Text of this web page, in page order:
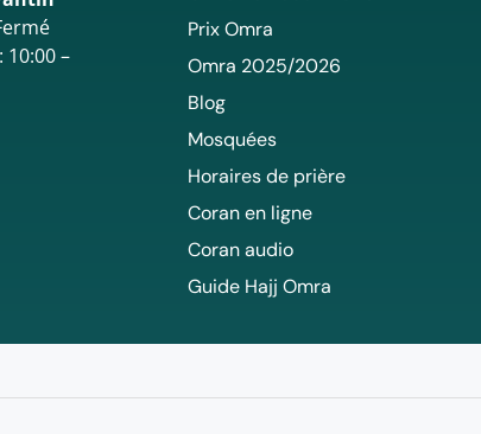
10:00 –
Prix Omra
Omra 2025/2026
Blog
Mosquées
Horaires de prière
Coran en ligne
Coran audio
Guide Hajj Omra